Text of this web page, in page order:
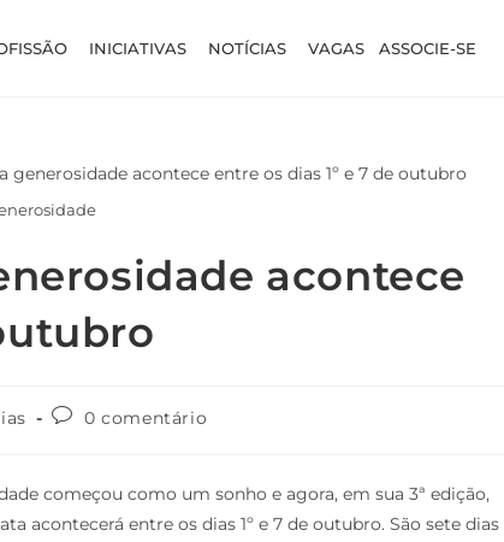
INICIATIVAS NOTÍCIAS VAGAS ASSOCIE-SE
acontece
0 comentário
começou como um sonho e agora, em sua 3ª edição,
acontecerá entre os dias 1º e 7 de outubro. São sete dias